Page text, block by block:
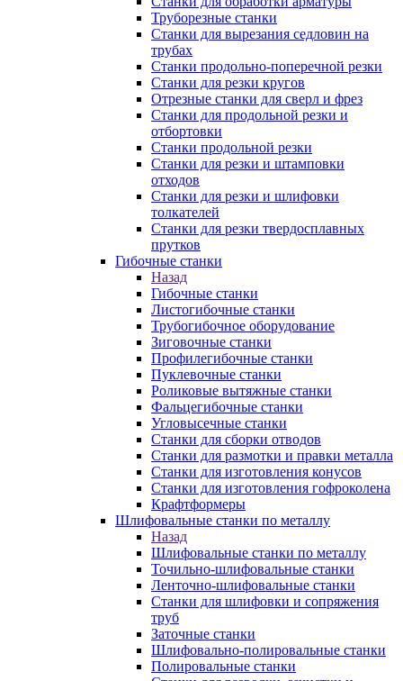
Труборезные станки
Станки для вырезания седловин на
трубаx
Станки продольно-поперечной резки
Станки для резки кругов
Отрезные станки для сверл и фрез
Станки для продольной резки и
отбортовки
Станки продольной резки
Станки для резки и штамповки
отходов
Станки для резки и шлифовки
толкателей
Станки для резки твердосплавных
прутков
Гибочные станки
Назад
Гибочные станки
Листогибочные станки
Трубогибочное оборудование
Зиговочные станки
Профилегибочные станки
Пуклевочные станки
Роликовые вытяжные станки
Фальцегибочные станки
Угловысечные станки
Станки для сборки отводов
Станки для размотки и правки металла
Станки для изготовления конусов
Станки для изготовления гофроколена
Крафтформеры
Шлифовальные станки по металлу
Назад
Шлифовальные станки по металлу
Точильно-шлифовальные станки
Ленточно-шлифовальные станки
Станки для шлифовки и сопряжения
труб
Заточные станки
Шлифовально-полировальные станки
Полировальные станки